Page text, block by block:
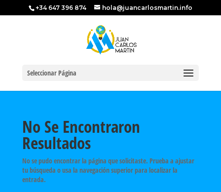
+34 647 396 874 hola@juancarlosmartin.info
Seleccionar Página
No Se Encontraron
Resultados
No se pudo encontrar la página que solicitaste. Prueba a ajustar
tu búsqueda o usa la navegación superior para localizar la
entrada.